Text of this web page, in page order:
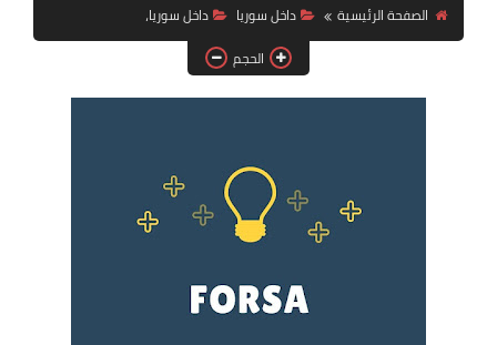
فرص عمل في العراق
فرص عمل في اليمن
دورات تدريبية
الصفحة الرئيسية
داخل سوريا
داخل سوريا،
الحجم